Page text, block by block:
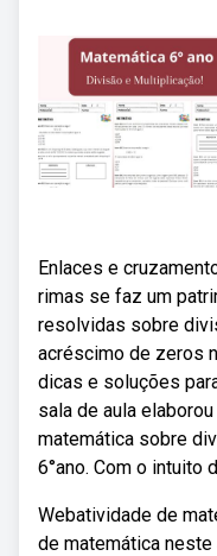
Enlaces e
rimas se faz um
resolvidas sobre
acréscimo de zeros
dicas e soluções
sala de aula
matemática sobre
6°ano. Com o intuito
Webatividade de
de matemática